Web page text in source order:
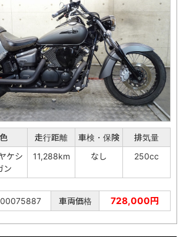
色 走行距離 車検・保険
排気量
ケシ
ン
11,288km なし 250cc
車両価格 728,000円